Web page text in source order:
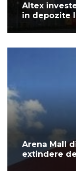
Altex
în depozite
Arena Mall
extindere